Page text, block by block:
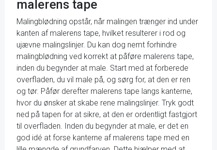
malerens tape
Malingblødning opstår, når malingen trænger ind under
kanten af malerens tape, hvilket resulterer i rod og
ujævne malingslinjer. Du kan dog nemt forhindre
malingblødning ved korrekt at påføre malerens tape,
inden du begynder at male. Start med at forberede
overfladen, du vil male på, og sørg for, at den er ren
og tør. Påfør derefter malerens tape langs kanterne,
hvor du ønsker at skabe rene malingslinjer. Tryk godt
ned på tapen for at sikre, at den er ordentligt fastgjort
til overfladen. Inden du begynder at male, er det en
god idé at forse kanterne af malerens tape med en